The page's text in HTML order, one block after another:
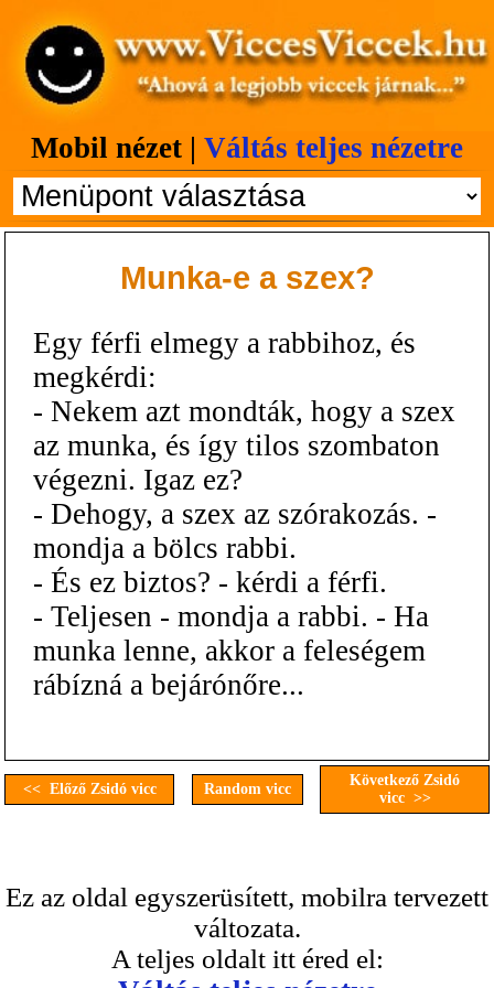
Mobil nézet | Váltás teljes nézetre
Munka-e a szex?
Egy férfi elmegy a rabbihoz, és
megkérdi:
- Nekem azt mondták, hogy a szex
az munka, és így tilos szombaton
végezni. Igaz ez?
- Dehogy, a szex az szórakozás. -
mondja a bölcs rabbi.
- És ez biztos? - kérdi a férfi.
- Teljesen - mondja a rabbi. - Ha
munka lenne, akkor a feleségem
rábízná a bejárónőre...
<< Előző Zsidó vicc Random vicc
Következő Zsidó
vicc >>
Ez az oldal egyszerüsített, mobilra tervezett
változata.
A teljes oldalt itt éred el: